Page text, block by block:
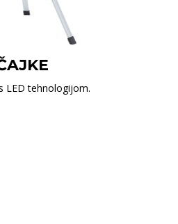
LED tehnologijom.